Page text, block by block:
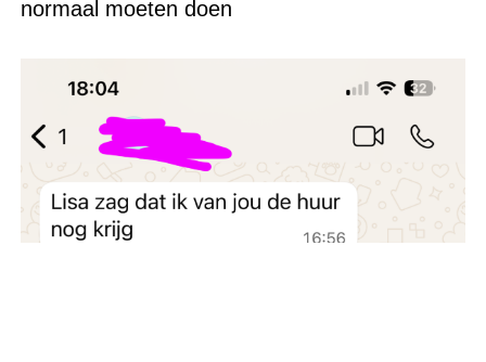
normaal moeten doen